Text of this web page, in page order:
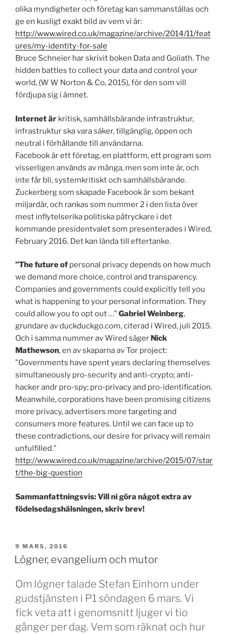
olika myndigheter och företag kan sammanställas och
ge en kusligt exakt bild av vem vi är:
http://www.wired.co.uk/magazine/archive/2014/11/feat
ures/my-identity-for-sale
Bruce Schneier har skrivit boken Data and Goliath. The
hidden battles to collect your data and control your
world, (W W Norton & Co, 2015), för den som vill
fördjupa sig i ämnet.
Internet är kritisk, samhällsbärande infrastruktur,
infrastruktur ska vara säker, tillgänglig, öppen och
neutral i förhållande till användarna.
Facebook är ett företag, en plattform, ett program som
visserligen används av många, men som inte är, och
inte får bli, systemkritiskt och samhällsbärande.
Zuckerberg som skapade Facebook är som bekant
miljardär, och rankas som nummer 2 i den lista över
mest inflytelserika politiska påtryckare i det
kommande presidentvalet som presenterades i Wired,
February 2016. Det kan lända till eftertanke.
”The future of personal privacy depends on how much
we demand more choice, control and transparency.
Companies and governments could explicitly tell you
what is happening to your personal information. They
could allow you to opt out …”Gabriel Weinberg,
grundare av duckduckgo.com, citerad i Wired, juli 2015.
Och i samma nummer av Wired säger Nick
Mathewson, en av skaparna av Tor project:
”Governments have spent years declaring themselves
simultaneously pro-security and anti-crypto; anti-
hacker andr pro-spy; pro-privacy and pro-identification.
Meanwhile, corporations have been promising citizens
more privacy, advertisers more targeting and
consumers more features. Until we can face up to
these contradictions, our desire for privacy will remain
unfulfilled.”
http://www.wired.co.uk/magazine/archive/2015/07/star
t/the-big-question
Sammanfattningsvis: Vill ni göra något extra av
födelsedagshälsningen, skriv brev!
PUBLICERAT
9 MARS, 2016
Lögner, evangelium och mutor
Om lögner talade Stefan Einhorn under
gudstjänsten i P1 söndagen 6 mars. Vi
fick veta att i genomsnitt ljuger vi tio
gånger per dag. Vem som räknat och hur